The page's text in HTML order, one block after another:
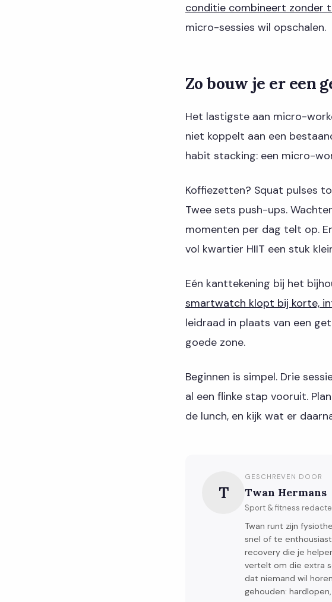
conditie combineert zonder
micro-sessies wil opschalen.
Zo bouw je er een
Het lastigste aan micro-
niet koppelt aan een
habit stacking: een micro-
Koffiezetten? Squat pulses
Twee sets push-ups.
momenten per dag telt op.
vol kwartier HIIT een stuk
Eén kanttekening bij het
smartwatch klopt bij korte,
leidraad in plaats van een
goede zone.
Beginnen is simpel. Drie
al een flinke stap vooruit.
de lunch, en kijk wat er
T
GESCHREVEN DOOR
Twan Hermans
Sport & fitness
Twan runt zijn
snel of te
recovery die je
vertelt om die extra
dat niemand wil
gehouden: